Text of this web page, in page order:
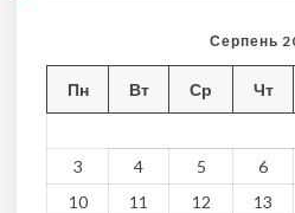
Серпень
Пн Вт Ср Чт
3
4 5 6
10
11 12 13